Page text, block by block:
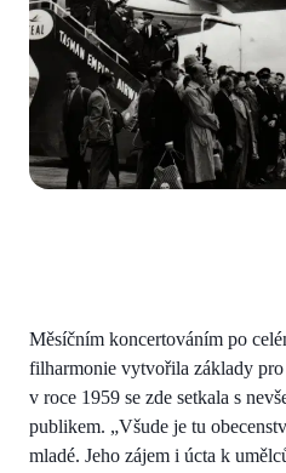
Měsíčním koncertováním po
filharmonie vytvořila základy
v roce 1959 se zde setkala s
publikem. „Všude je tu
mladé. Jeho zájem i úcta k